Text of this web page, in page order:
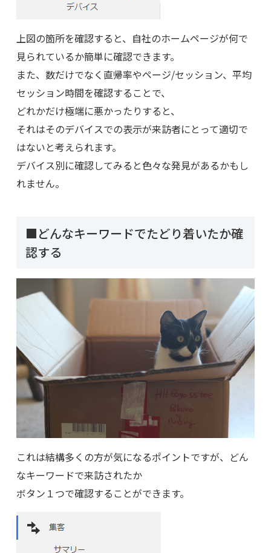
上図の箇所を確認すると、自社のホームページが何で
見られているか簡単に確認できます。
また、数だけでなく直帰率やページ/セッション、平均
セッション時間を確認することで、
どれかだけ極端に悪かったりすると、
それはそのデバイスでの表示が来訪者にとって適切で
はないと考えられます。
デバイス別に確認してみると色々な発見があるかもし
れません。
■どんなキーワードでたどり着いたか確
認する
これは結構多くの方が気になるポイントですが、どん
なキーワードで来訪されたか
ボタン１つで確認することができます。